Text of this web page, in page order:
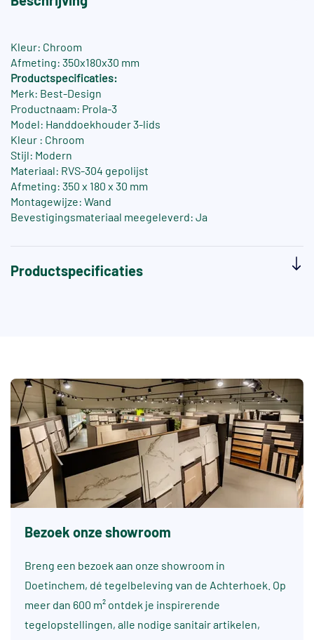
Kleur: Chroom
Afmeting: 350x180x30 mm
Productspecificaties:
Merk: Best-Design
Productnaam: Prola-3
Model: Handdoekhouder 3-lids
Kleur : Chroom
Stijl: Modern
Materiaal: RVS-304 gepolijst
Afmeting: 350 x 180 x 30 mm
Montagewijze: Wand
Bevestigingsmateriaal meegeleverd: Ja
Productspecificaties
Bezoek onze showroom
Breng een bezoek aan onze showroom in
Doetinchem, dé tegelbeleving van de Achterhoek. Op
meer dan 600 m² ontdek je inspirerende
tegelopstellingen, alle nodige sanitair artikelen,